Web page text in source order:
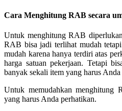
Cara Menghitung RAB secara
Untuk menghitung RAB
RAB bisa jadi terlihat mudah
mudah karena hanya terdiri atas
harga satuan pekerjaan. Tetapi
banyak sekali item yang harus Anda
Untuk memudahkan menghitung
yang harus Anda perhatikan.